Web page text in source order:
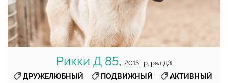
Рикки Д 85, 2015 г.р, ряд Д3
ДРУЖЕЛЮБНЫЙ
ПОДВИЖНЫЙ АКТИВНЫЙ